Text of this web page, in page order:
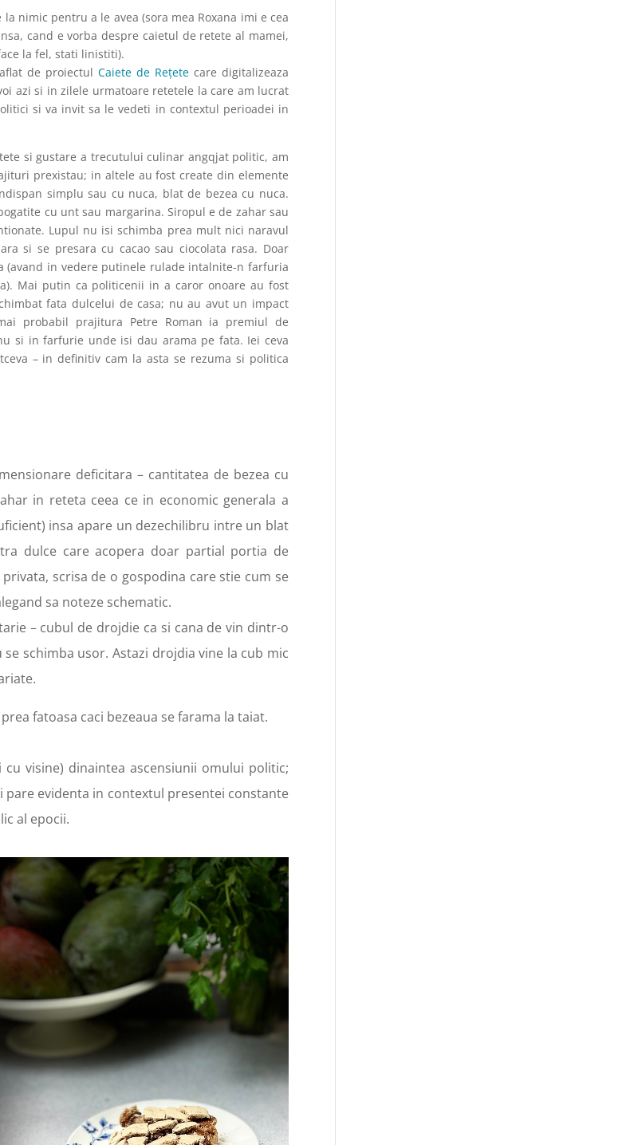
nimic pentru a le avea (sora mea Roxana imi e cea
cand e vorba despre caietul de retete al mamei,
la fel, stati linistiti).
de proiectul Caiete de Rețete care digitalizeaza
azi si in zilele urmatoare retetele la care am lucrat
si va invit sa le vedeti in contextul perioadei in
si gustare a trecutului culinar angqjat politic, am
prexistau; in altele au fost create din elemente
simplu sau cu nuca, blat de bezea cu nuca.
cu unt sau margarina. Siropul e de zahar sau
Lupul nu isi schimba prea mult nici naravul
si se presara cu cacao sau ciocolata rasa. Doar
(avand in vedere putinele rulade intalnite-n farfuria
Mai putin ca politicenii in a caror onoare au fost
fata dulcelui de casa; nu au avut un impact
probabil prajitura Petre Roman ia premiul de
si in farfurie unde isi dau arama pe fata. Iei ceva
– in definitiv cam la asta se rezuma si politica
deficitara – cantitatea de bezea cu
in reteta ceea ce in economic generala a
insa apare un dezechilibru intre un blat
dulce care acopera doar partial portia de
scrisa de o gospodina care stie cum se
sa noteze schematic.
– cubul de drojdie ca si cana de vin dintr-o
schimba usor. Astazi drojdia vine la cub mic
fatoasa caci bezeaua se farama la taiat.
visine) dinaintea ascensiunii omului politic;
evidenta in contextul presentei constante
al epocii.